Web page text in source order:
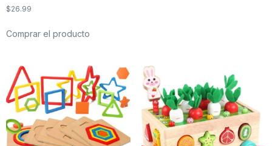
$26.99
Comprar el producto